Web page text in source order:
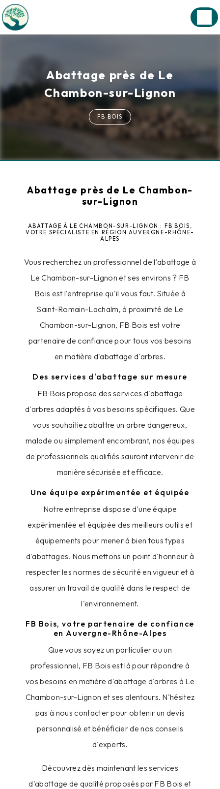
Abattage près de Le
Chambon-sur-Lignon
FB BOIS
Abattage près de Le Chambon-
sur-Lignon
ABATTAGE À LE CHAMBON-SUR-LIGNON : FB BOIS,
VOTRE SPÉCIALISTE EN RÉGION AUVERGNE-RHÔNE-
ALPES
Vous recherchez un professionnel de l'abattage à
Le Chambon-sur-Lignon et ses environs ? FB
Bois est l'entreprise qu'il vous faut. Située à
Saint-Romain-Lachalm, à proximité de Le
Chambon-sur-Lignon, FB Bois est votre
partenaire de confiance pour tous vos besoins
en matière d'abattage d'arbres.
Des services d'abattage sur mesure
FB Bois propose des services d'abattage
d'arbres adaptés à vos besoins spécifiques. Que
vous souhaitiez abattre un arbre dangereux,
malade ou simplement encombrant, nos équipes
de professionnels qualifiés sauront intervenir de
manière sécurisée et efficace.
Une équipe expérimentée et équipée
Notre entreprise dispose d'une équipe
expérimentée et équipée des meilleurs outils et
équipements pour mener à bien tous types
d'abattages. Nous mettons un point d'honneur à
respecter les normes de sécurité en vigueur et à
assurer un travail de qualité dans le respect de
l'environnement.
FB Bois, votre partenaire de confiance
en Auvergne-Rhône-Alpes
Que vous soyez un particulier ou un
professionnel, FB Bois est là pour répondre à
vos besoins en matière d'abattage d'arbres à Le
Chambon-sur-Lignon et ses alentours. N'hésitez
pas à nous contacter pour obtenir un devis
personnalisé et bénéficier de nos conseils
d'experts.
Découvrez dès maintenant les services
d'abattage de qualité proposés par FB Bois et
Panneau de gestion des cookies